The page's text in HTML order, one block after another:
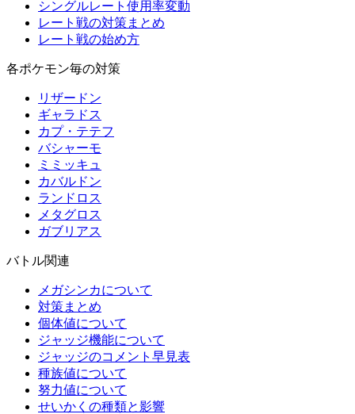
シングルレート使用率変動
レート戦の対策まとめ
レート戦の始め方
各ポケモン毎の対策
リザードン
ギャラドス
カプ・テテフ
バシャーモ
ミミッキュ
カバルドン
ランドロス
メタグロス
ガブリアス
バトル関連
メガシンカについて
対策まとめ
個体値について
ジャッジ機能について
ジャッジのコメント早見表
種族値について
努力値について
せいかくの種類と影響